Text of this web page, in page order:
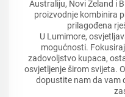
Australiju, Novi Zeland i
proizvodnje kombinira
prilagođena
U Lumimore,
mogućnosti.
zadovoljstvo kupaca,
osvjetljenje širom svijeta.
dopustite nam da vam